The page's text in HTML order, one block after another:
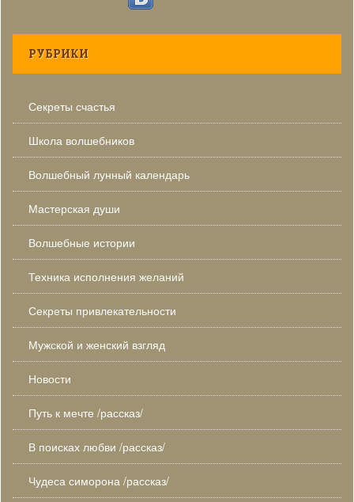
РУБРИКИ
Секреты счастья
Школа волшебников
Волшебный лунный календарь
Мастерская души
Волшебные истории
Техника исполнения желаний
Секреты привлекательности
Мужской и женский взгляд
Новости
Путь к мечте /рассказ/
В поисках любви /рассказ/
Чудеса симорона /рассказ/